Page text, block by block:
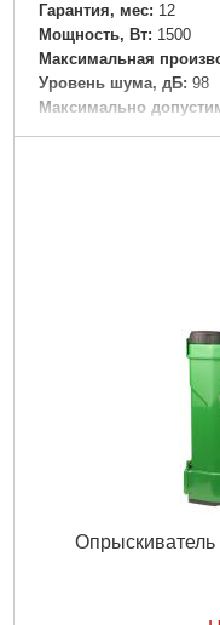
Гарантия, мес: 12
Мощность, Вт: 1500
Максимальная
Уровень шума, дБ: 98
Максимально
Объем ресивера, л: 50
Максимальное